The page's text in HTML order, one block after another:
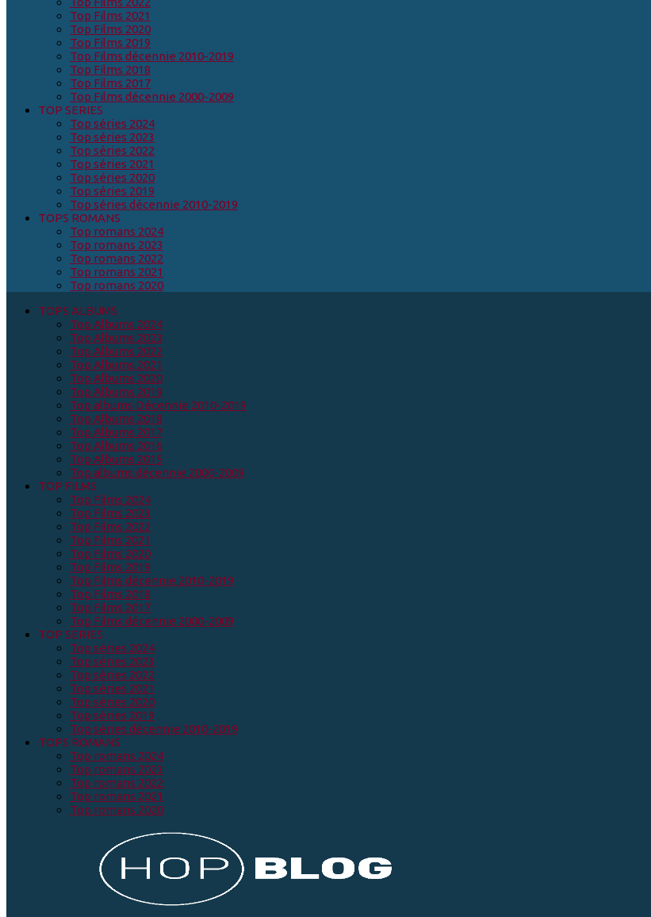
Top Films 2021
Top Films 2020
Top Films 2019
Top Films décennie 2010-2019
Top Films 2018
Top Films 2017
Top Films décennie 2000-2009
TOP SERIES
Top séries 2024
Top séries 2023
Top séries 2022
Top séries 2021
Top séries 2020
Top séries 2019
Top séries décennie 2010-2019
TOPS ROMANS
Top romans 2024
Top romans 2023
Top romans 2022
Top romans 2021
Top romans 2020
TOPS ALBUMS
Top Albums 2024
Top Albums 2023
Top Albums 2022
Top Albums 2021
Top Albums 2020
Top Albums 2019
Top albums Décennie 2010-2019
Top Albums 2018
Top Albums 2017
Top Albums 2016
Top Albums 2015
Top albums décennie 2000-2009
TOP FILMS
Top Films 2024
Top Films 2023
Top Films 2022
Top Films 2021
Top Films 2020
Top Films 2019
Top Films décennie 2010-2019
Top Films 2018
Top Films 2017
Top Films décennie 2000-2009
TOP SERIES
Top séries 2024
Top séries 2023
Top séries 2022
Top séries 2021
Top séries 2020
Top séries 2019
Top séries décennie 2010-2019
TOPS ROMANS
Top romans 2024
Top romans 2023
Top romans 2022
Top romans 2021
Top romans 2020